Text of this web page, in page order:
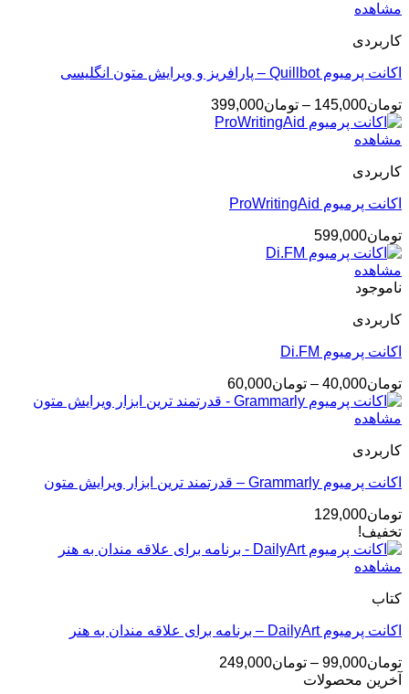
مشاهده
کاربردی
اکانت پرمیوم Quillbot – پارافریز و ویرایش متون انگلیسی
تومان145,000
– تومان399,000محدوده
مشاهده
کاربردی
اکانت پرمیوم ProWritingAid
تومان599,000
مشاهده
ناموجود
کاربردی
اکانت پرمیوم Di.FM
تومان40,000
– تومان60,000محدوده
قیمت:
مشاهده
کاربردی
اکانت پرمیوم Grammarly – قدرتمند ترین ابزار ویرایش متون
تومان129,000
تخفیف!
مشاهده
کتاب
اکانت پرمیوم DailyArt – برنامه برای علاقه مندان به هنر
تومان99,000
– تومان249,000
آخرین محصولات